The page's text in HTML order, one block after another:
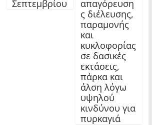
Σεπτεμβρίου
απαγόρευση
ς διέλευσης,
παραμονής
και
κυκλοφορίας
σε δασικές
εκτάσεις,
πάρκα και
άλση λόγω
υψηλού
κινδύνου για
πυρκαγιά